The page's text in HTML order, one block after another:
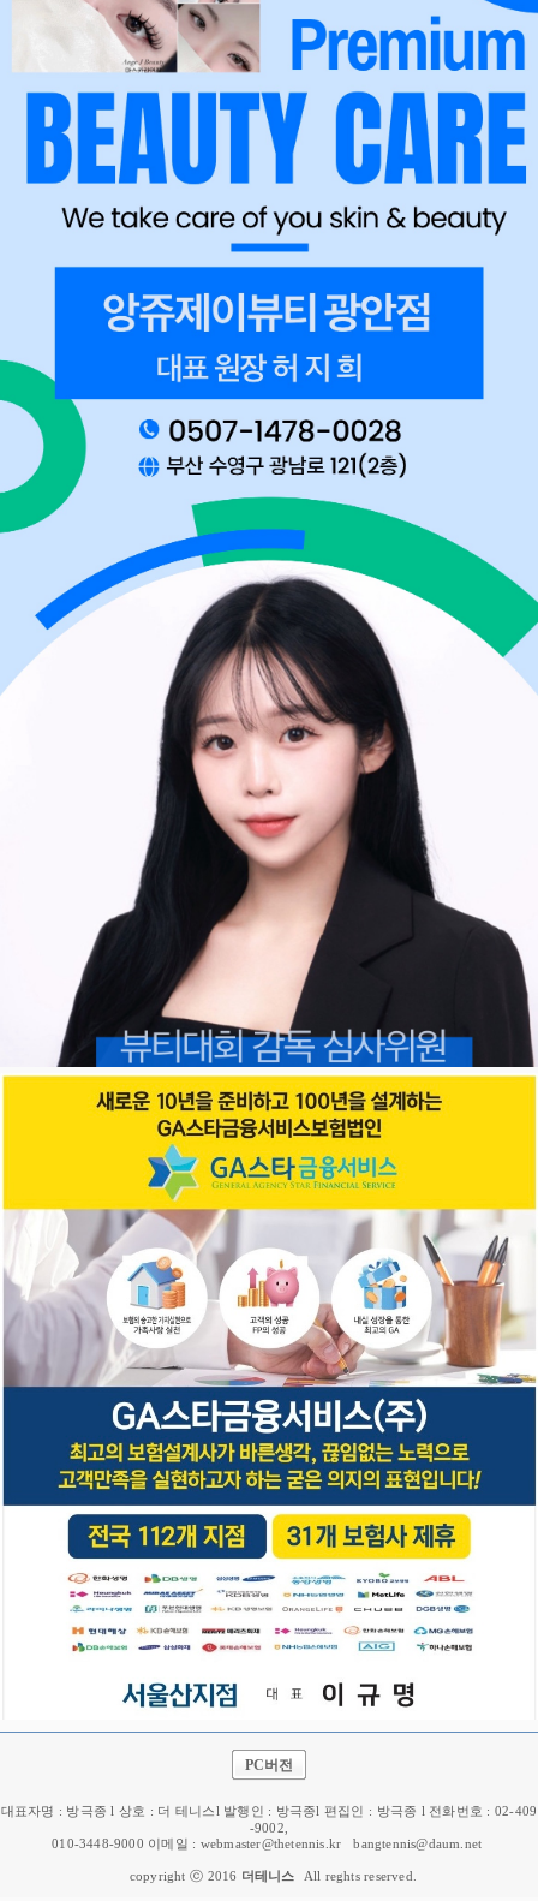
PC버전
대표자명 : 방극종 l 상호 : 더 테니스l 발행인 : 방극종l 편집인 : 방극종 l 전화번호 : 02-409
-9002,
010-3448-9000 이메일 : webmaster@thetennis.krbangtennis@daum.net
copyright ⓒ 2016 더테니스 All reghts reserved.